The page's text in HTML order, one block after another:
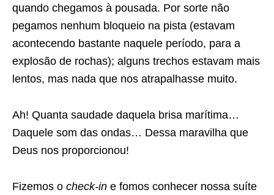
quando chegamos à pousada. Por sorte não
pegamos nenhum bloqueio na pista (estavam
acontecendo bastante naquele período, para a
explosão de rochas); alguns trechos estavam mais
lentos, mas nada que nos atrapalhasse muito.
Ah! Quanta saudade daquela brisa marítima…
Daquele som das ondas… Dessa maravilha que
Deus nos proporcionou!
Fizemos o check-in e fomos conhecer nossa suíte